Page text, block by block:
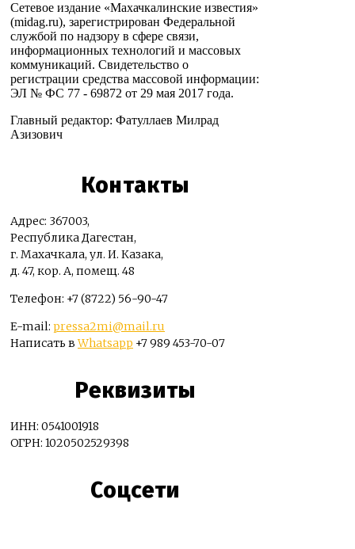
Сетевое издание «Махачкалинские известия»
(midag.ru), зарегистрирован Федеральной
службой по надзору в сфере связи,
информационных технологий и массовых
коммуникаций. Свидетельство о
регистрации средства массовой информации:
ЭЛ № ФС 77 - 69872 от 29 мая 2017 года.
Главный редактор: Фатуллаев Милрад
Азизович
Контакты
Адрес: 367003,
Республика Дагестан,
г. Махачкала, ул. И. Казака,
д. 47, кор. А, помещ. 48
Телефон: +7 (8722) 56-90-47
E-mail: pressa2mi@mail.ru
Написать вWhatsapp +7 989 453-70-07
Реквизиты
ИНН: 0541001918
ОГРН: 1020502529398
Соцсети